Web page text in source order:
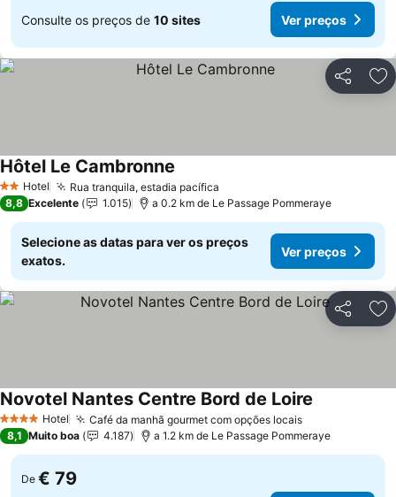
Consulte os preços de 10 sites Ver preços
Partilhar
2 Estrelas
Hotel Rua tranquila, estadia pacífica
Hôtel Le Cambronne
8,8 Excelente 1.015 a 0.2 km de Le Passage Pommeraye
Selecione as datas para ver os preços
exatos.
Ver preços
Partilhar
4 EstrelasHotel Café da manhã gourmet com opções locais
Novotel Nantes Centre Bord de Loire
8,1 Muito boa 4.187 a 1.2 km de Le Passage Pommeraye
De € 79